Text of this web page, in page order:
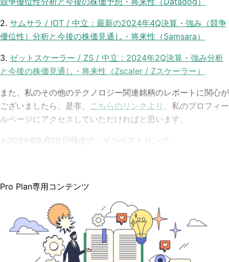
2. サムサラ / IOT / 中立：最新の2024年4Q決算・強み（競争
優位性）分析と今後の株価見通し・将来性（Samsara）
3. ゼットスケーラー / ZS / 中立：2024年2Q決算・強み分析
と今後の株価見通し・将来性（Zscaler / Zスケーラー）
また、私のその他のテクノロジー関連銘柄のレポートに関心が
ございましたら、是非、 こちらのリンクより 、私のプロフィー
ルページにアクセスしていただければと思います。
※2024年6月20日時点で、インベストリンゴ
Pro Plan専用コンテンツ